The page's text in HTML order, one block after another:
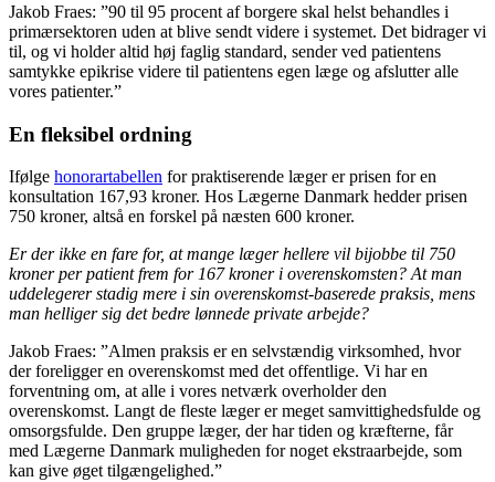
Jakob Fraes: ”90 til 95 procent af borgere skal helst behandles i
primærsektoren uden at blive sendt videre i systemet. Det bidrager vi
til, og vi holder altid høj faglig standard, sender ved patientens
samtykke epikrise videre til patientens egen læge og afslutter alle
vores patienter.”
En fleksibel ordning
Ifølge honorartabellen for praktiserende læger er prisen for en
konsultation 167,93 kroner. Hos Lægerne Danmark hedder prisen
750 kroner, altså en forskel på næsten 600 kroner.
Er der ikke en fare for, at mange læger hellere vil bijobbe til 750
kroner per patient frem for 167 kroner i overenskomsten? At man
uddelegerer stadig mere i sin overenskomst-baserede praksis, mens
man helliger sig det bedre lønnede private arbejde?
Jakob Fraes: ”Almen praksis er en selvstændig virksomhed, hvor
der foreligger en overenskomst med det offentlige. Vi har en
forventning om, at alle i vores netværk overholder den
overenskomst. Langt de fleste læger er meget samvittighedsfulde og
omsorgsfulde. Den gruppe læger, der har tiden og kræfterne, får
med Lægerne Danmark muligheden for noget ekstraarbejde, som
kan give øget tilgængelighed.”